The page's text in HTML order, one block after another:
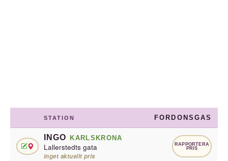
STATION FORDONSGAS
INGO KARLSKRONA
Lallerstedts gata
inget aktuellt pris
RAPPORTERA
PRIS